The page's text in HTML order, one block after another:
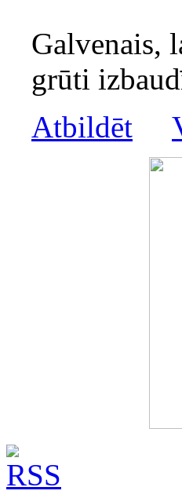
Galvenais,
grūti
Atbildēt